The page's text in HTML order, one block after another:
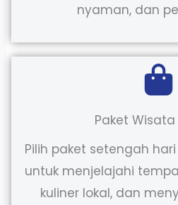
nyaman, dan
Paket Wisata
Pilih paket setengah
untuk menjelajahi
kuliner lokal, dan